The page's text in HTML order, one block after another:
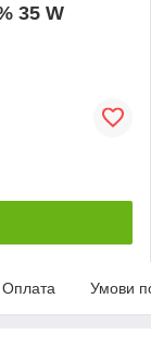
35 W
Оплата Умови